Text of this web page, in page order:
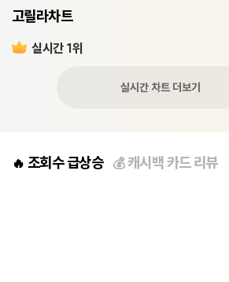
고릴라차트
실시간 1위
실시간 차트 더보기
🔥 조회수 급상승 💰캐시백 카드 리뷰